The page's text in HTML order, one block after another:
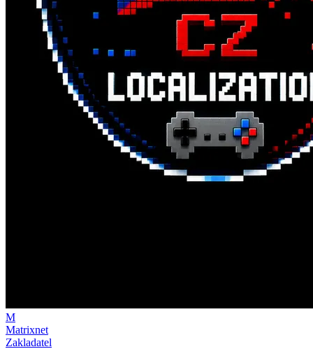
M
Matrixnet
Zakladatel